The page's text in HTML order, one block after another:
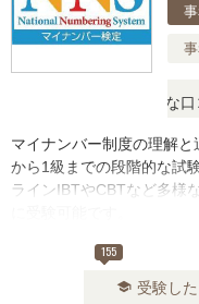
思ったら、リアルな口コ
マイナンバー制度の理解
から1級までの段階的な試
ラインIBTやCBTなど多様
155
school 受験した